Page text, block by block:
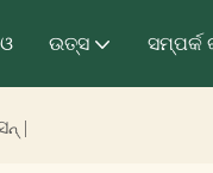
ଉତ୍ସ ସମ୍ପର୍କ
|